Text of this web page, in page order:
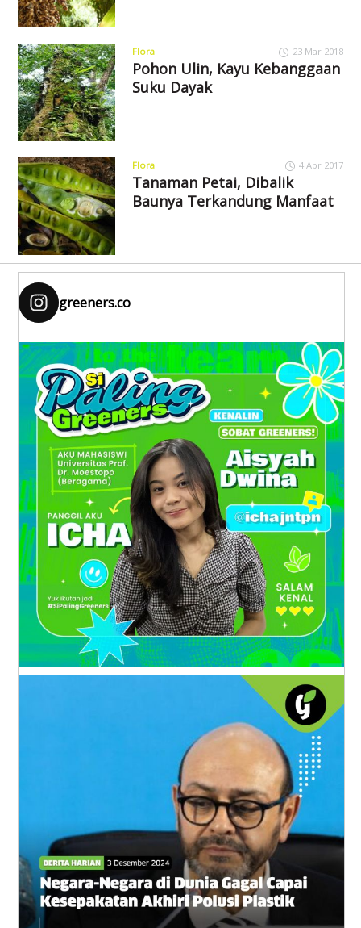
Flora 23 Mar 2018
Pohon Ulin, Kayu Kebanggaan
Suku Dayak
Flora 4 Apr 2017
Tanaman Petai, Dibalik
Baunya Terkandung Manfaat
greeners.co